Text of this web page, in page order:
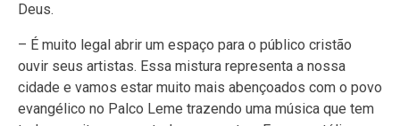
Deus.
– É muito legal abrir um espaço para o público cristão
ouvir seus artistas. Essa mistura representa a nossa
cidade e vamos estar muito mais abençoados com o povo
evangélico no Palco Leme trazendo uma música que tem